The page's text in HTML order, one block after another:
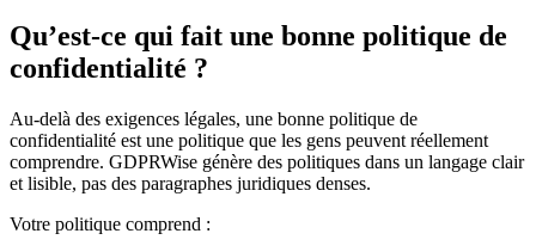
Qu’est-ce qui fait une bonne politique de
confidentialité ?
Au-delà des exigences légales, une bonne politique de
confidentialité est une politique que les gens peuvent réellement
comprendre. GDPRWise génère des politiques dans un langage clair
et lisible, pas des paragraphes juridiques denses.
Votre politique comprend :